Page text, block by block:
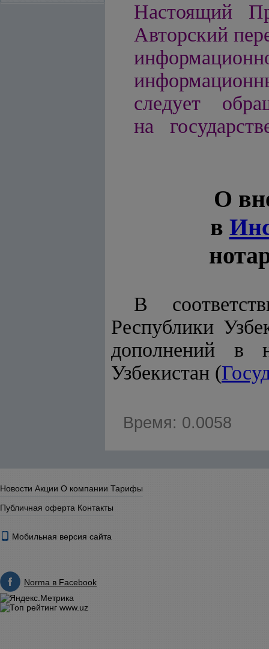
Настоящий
Авторский
следует
на
О
в
В
Республики
дополнений в
Узбекистан (
Время: 0.0058
Новости Акции О компании Тарифы
Публичная оферта Контакты
Мобильная версия сайта
Norma в Facebook